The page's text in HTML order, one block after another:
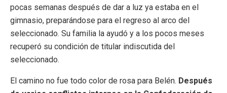
pocas semanas después de dar a luz ya estaba en el
gimnasio, preparándose para el regreso al arco del
seleccionado. Su familia la ayudó y a los pocos meses
recuperó su condición de titular indiscutida del
seleccionado.
El camino no fue todo color de rosa para Belén. Después